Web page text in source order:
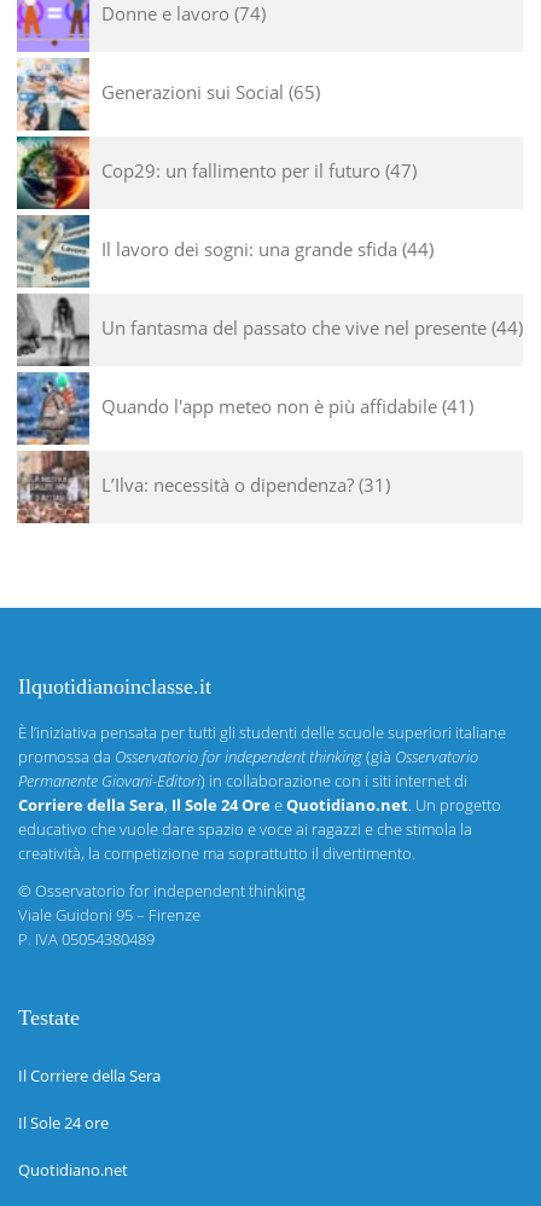
Donne e lavoro 74
Generazioni sui Social 65
Cop29: un fallimento per il futuro 47
Il lavoro dei sogni: una grande sfida 44
Un fantasma del passato che vive nel presente 44
Quando l'app meteo non è più affidabile 41
L’Ilva: necessità o dipendenza? 31
Ilquotidianoinclasse.it
È l’iniziativa pensata per tutti gli studenti delle scuole superiori italiane
promossa da Osservatorio for independent thinking(già Osservatorio
Permanente Giovani-Editori) in collaborazione con i siti internet di
Corriere della Sera, Il Sole 24 OreeQuotidiano.net. Un progetto
educativo che vuole dare spazio e voce ai ragazzi e che stimola la
creatività, la competizione ma soprattutto il divertimento.
©Osservatorio for independent thinking
Viale Guidoni 95 – Firenze
P. IVA 05054380489
Testate
Il Corriere della Sera
Il Sole 24 ore
Quotidiano.net